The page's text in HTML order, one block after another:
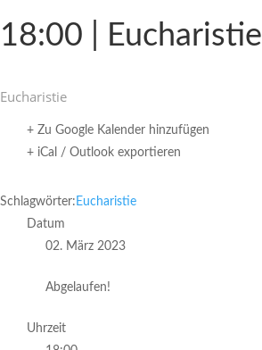
18:00 | Eucharistie
Eucha­ristie
+ Zu Google Kalender hinzufügen
+ iCal / Outlook exportieren
Schlagwörter: Eucharistie
Datum
02. März 2023
Abgelaufen!
Uhrzeit